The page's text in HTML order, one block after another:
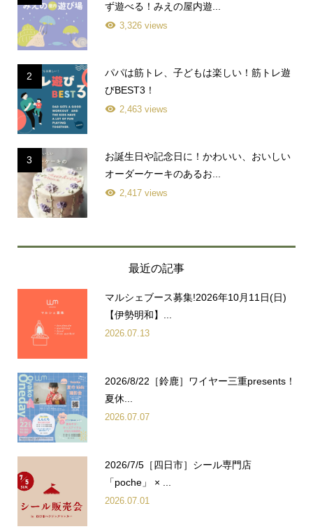
ず遊べる！みえの屋内遊...
3,326 views
2
パパは筋トレ、子どもは楽しい！筋トレ遊
びBEST3！
2,463 views
3
お誕生日や記念日に！かわいい、おいしい
オーダーケーキのあるお...
2,417 views
最近の記事
マルシェブース募集!2026年10月11日(日)
【伊勢明和】...
2026.07.13
2026/8/22［鈴鹿］ワイヤー三重presents！
夏休...
2026.07.07
2026/7/5［四日市］シール専門店
「poche」 × ...
2026.07.01